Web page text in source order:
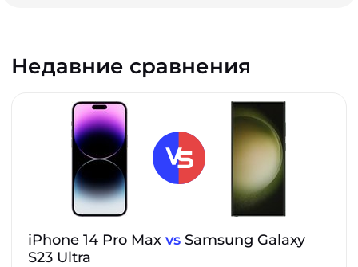
Недавние сравнения
iPhone 14 Pro Max vs Samsung Galaxy
S23 Ultra